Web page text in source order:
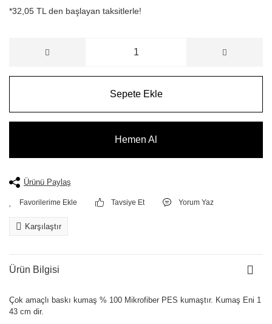
*32,05 TL den başlayan taksitlerle!
Sepete Ekle
Hemen Al
Ürünü Paylaş
Tavsiye Et Yorum Yaz
Karşılaştır
Ürün Bilgisi
Çok amaçlı baskı kumaş % 100 Mikrofiber PES kumaştır. Kumaş Eni 1
43 cm dir.